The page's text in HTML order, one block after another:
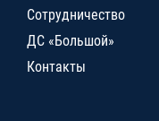
Сотрудничество
ДС «Большой»
Контакты